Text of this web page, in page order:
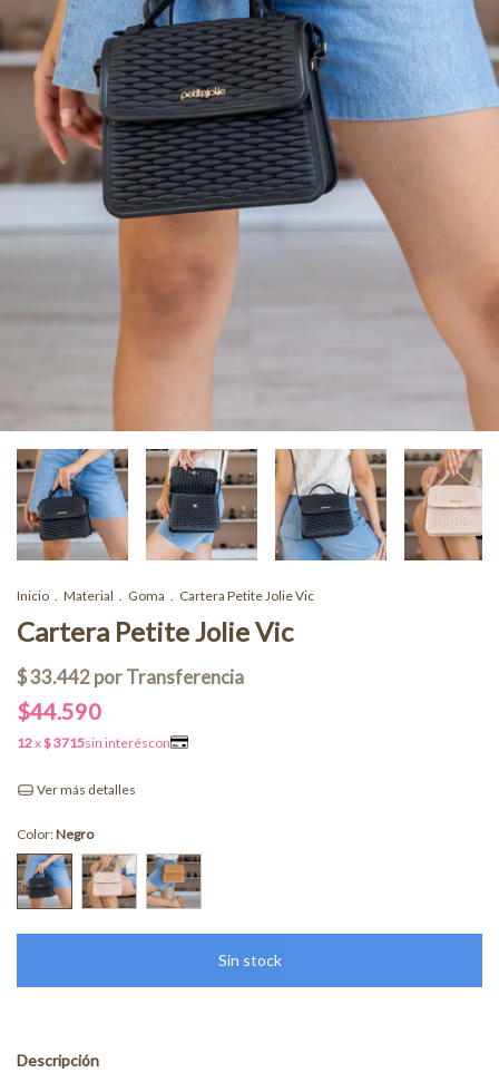
Inicio . Material . Goma . Cartera Petite Jolie Vic
Cartera Petite Jolie Vic
$44.590
Ver más detalles
Color:Negro
Descripción